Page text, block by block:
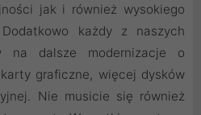
jak i również wysokiego
każdy z naszych
na dalsze modernizacje o
graficzne, więcej dysków
Nie musicie się również